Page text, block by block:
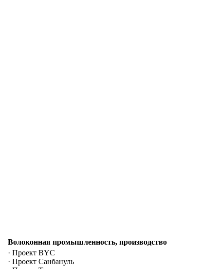
Волоконная промышленность, производство
· Проект BYC
· Проект Санбануль